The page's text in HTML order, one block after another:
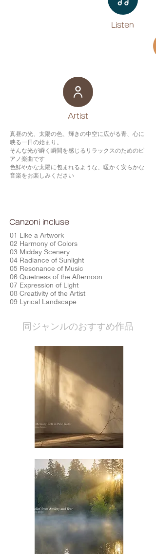
Listen​
​Artist
真昼の光、太陽の色、輝きの中空に広がる青、心に
映る一日の始まり。
そんな光が瞬く瞬間を感じるリラックスのためのピ
アノ楽曲です
色鮮やかな太陽に包まれるような、暖かく安らかな
音楽をお楽しみください
Canzoni incluse
01 Like a Artwork
02 Harmony of Colors
03 Midday Scenery
04 Radiance of Sunlight
05 Resonance of Music
06 Quietness of the Afternoon
07 Expression of Light
08 Creativity of the Artist
09 Lyrical Landscape
​同ジャンルのおすすめ作品